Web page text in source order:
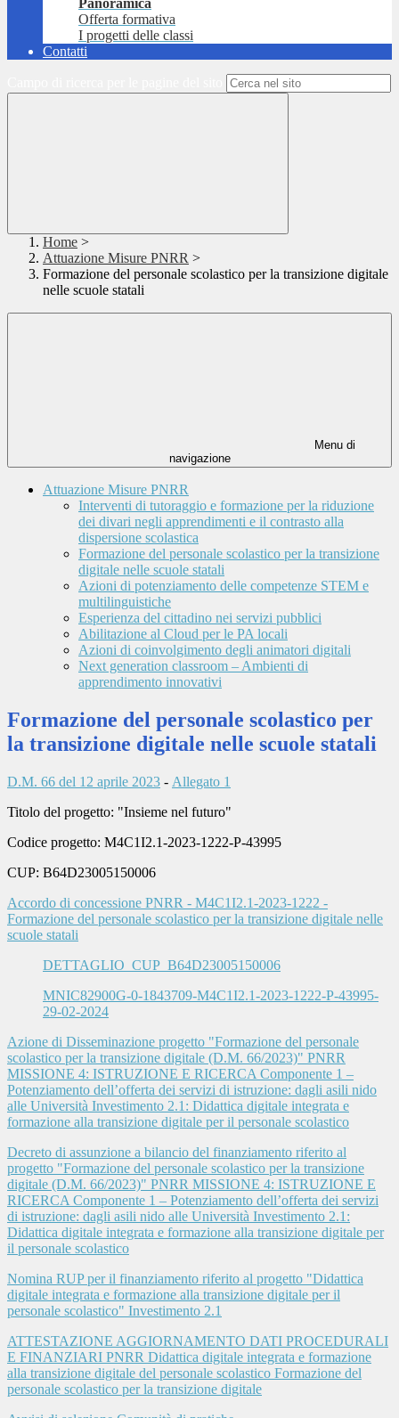
Panoramica
Offerta formativa
I progetti delle classi
Contatti
Home >
Attuazione Misure PNRR >
Formazione del personale scolastico per la transizione digitale
nelle scuole statali
Menu di
navigazione
Attuazione Misure PNRR
Interventi di tutoraggio e formazione per la riduzione
dei divari negli apprendimenti e il contrasto alla
dispersione scolastica
Formazione del personale scolastico per la transizione
digitale nelle scuole statali
Azioni di potenziamento delle competenze STEM e
multilinguistiche
Esperienza del cittadino nei servizi pubblici
Abilitazione al Cloud per le PA locali
Azioni di coinvolgimento degli animatori digitali
Next generation classroom – Ambienti di
apprendimento innovativi
Formazione del personale scolastico per
la transizione digitale nelle scuole statali
D.M. 66 del 12 aprile 2023 - Allegato 1
Titolo del progetto: "Insieme nel futuro"
Codice progetto: M4C1I2.1-2023-1222-P-43995
CUP: B64D23005150006
Accordo di concessione PNRR - M4C1I2.1-2023-1222 -
Formazione del personale scolastico per la transizione digitale nelle
scuole statali
DETTAGLIO_CUP_B64D23005150006
MNIC82900G-0-1843709-M4C1I2.1-2023-1222-P-43995-
29-02-2024
Azione di Disseminazione progetto "Formazione del personale
scolastico per la transizione digitale (D.M. 66/2023)" PNRR
MISSIONE 4: ISTRUZIONE E RICERCA Componente 1 –
Potenziamento dell’offerta dei servizi di istruzione: dagli asili nido
alle Università Investimento 2.1: Didattica digitale integrata e
formazione alla transizione digitale per il personale scolastico
Decreto di assunzione a bilancio del finanziamento riferito al
progetto "Formazione del personale scolastico per la transizione
digitale (D.M. 66/2023)" PNRR MISSIONE 4: ISTRUZIONE E
RICERCA Componente 1 – Potenziamento dell’offerta dei servizi
di istruzione: dagli asili nido alle Università Investimento 2.1:
Didattica digitale integrata e formazione alla transizione digitale per
il personale scolastico
Nomina RUP per il finanziamento riferito al progetto "Didattica
digitale integrata e formazione alla transizione digitale per il
personale scolastico" Investimento 2.1
ATTESTAZIONE AGGIORNAMENTO DATI PROCEDURALI
E FINANZIARI PNRR Didattica digitale integrata e formazione
alla transizione digitale del personale scolastico Formazione del
personale scolastico per la transizione digitale